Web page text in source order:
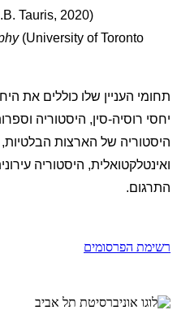
Tauris, 2020)
(University of Toronto
תחומי העניין שלו כוללים את
יחסי רוסיה-סין, היסטוריה
היסטוריה של הארצות
ואינטלקטואלית, היסטוריה
התרגום.
רשימת הפרסומים